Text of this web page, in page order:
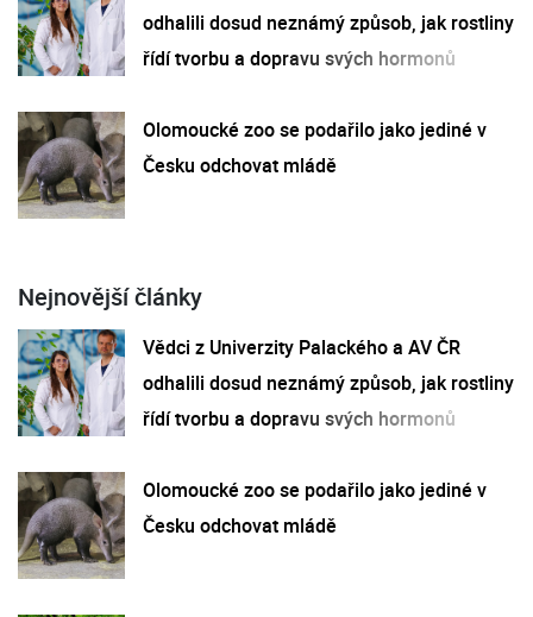
odhalili dosud neznámý způsob, jak rostliny
řídí tvorbu a dopravu svých hormonů
Olomoucké zoo se podařilo jako jediné v
Česku odchovat mládě
Nejnovější články
Vědci z Univerzity Palackého a AV ČR
odhalili dosud neznámý způsob, jak rostliny
řídí tvorbu a dopravu svých hormonů
Olomoucké zoo se podařilo jako jediné v
Česku odchovat mládě